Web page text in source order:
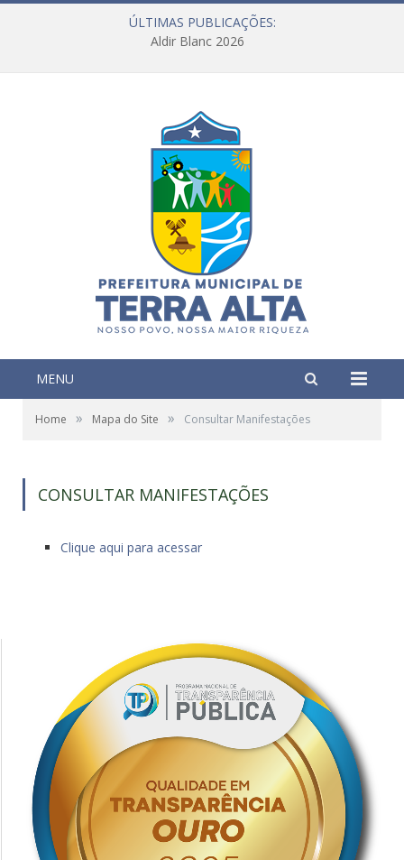
ÚLTIMAS PUBLICAÇÕES:
Aldir Blanc 2026
MENU
Home » Mapa do Site » Consultar Manifestações
CONSULTAR MANIFESTAÇÕES
Clique aqui para acessar